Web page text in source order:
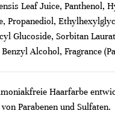
Leaf Juice, Panthenol,
Glucoside, Sorbitan
Alcohol, Fragrance
Haarfarbe
Parabenen und Sulfaten.